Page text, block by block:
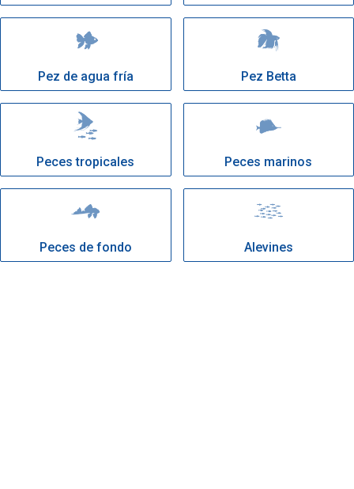
Pez de agua fría Pez Betta
Peces tropicales Peces marinos
Peces de fondo Alevines